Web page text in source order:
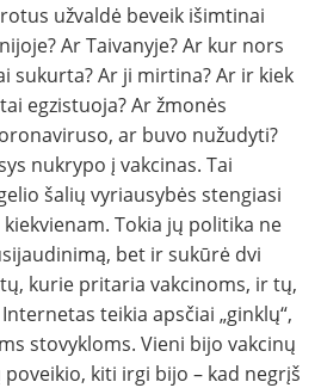
užvaldė beveik išimtinai
Ar Taivanyje? Ar kur nors
sukurta? Ar ji mirtina? Ar ir kiek
egzistuoja? Ar žmonės
ar buvo nužudyti?
nukrypo į vakcinas. Tai
šalių vyriausybės stengiasi
Tokia jų politika ne
bet ir sukūrė dvi
kurie pritaria vakcinoms, ir tų,
teikia apsčiai „ginklų“,
stovykloms. Vieni bijo vakcinų
kiti irgi bijo – kad negrįš